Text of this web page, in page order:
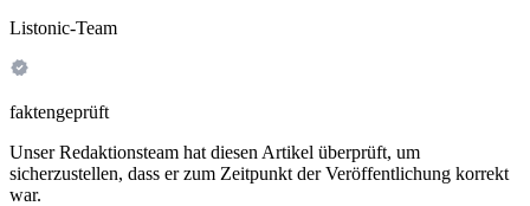
Listonic-Team
faktengeprüft
Unser Redaktionsteam hat diesen Artikel überprüft, um
sicherzustellen, dass er zum Zeitpunkt der Veröffentlichung korrekt
war.